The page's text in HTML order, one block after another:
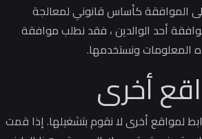
على الموافقة كأساس قانوني لمعالجة
أحد الوالدين ، فقد نطلب موافقة
المعلومات ونستخدمها.
أخرى
لمواقع أخرى لا نقوم بتشغيلها.إذا قمت